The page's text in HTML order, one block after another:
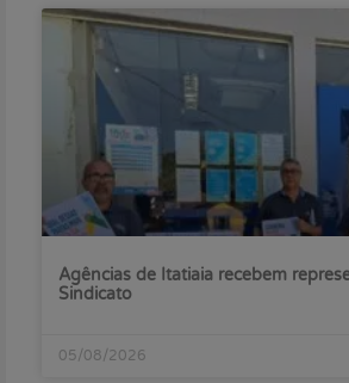
Agências de Itatiaia recebem
Sindicato
05/08/2026